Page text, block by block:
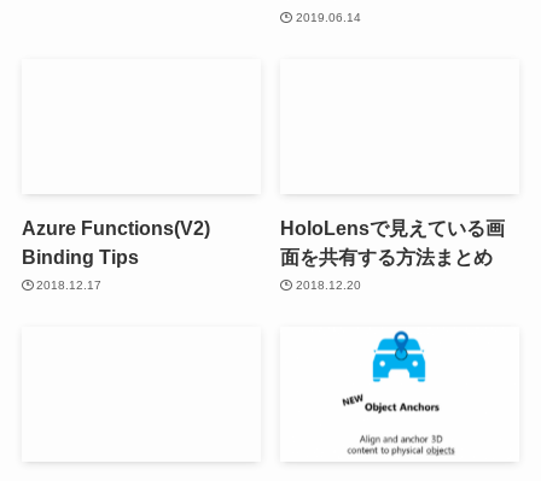
2019.06.14
Azure Functions(V2)
Binding Tips
2018.12.17
HoloLensで見えている画
面を共有する方法まとめ
2018.12.20